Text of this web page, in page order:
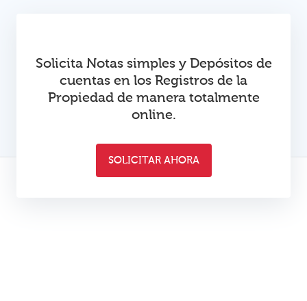
Solicita Notas simples y Depósitos de
cuentas en los Registros de la
Propiedad de manera totalmente
online.
SOLICITAR AHORA